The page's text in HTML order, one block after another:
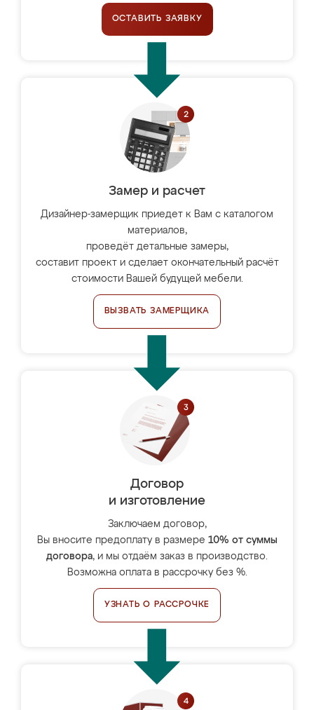
ОСТАВИТЬ ЗАЯВКУ
Замер и расчет
Дизайнер-замерщик приедет к Вам с каталогом
материалов,
проведёт детальные замеры,
составит проект и сделает окончательный расчёт
стоимости Вашей будущей мебели.
ВЫЗВАТЬ ЗАМЕРЩИКА
Договор
и изготовление
Заключаем договор,
Вы вносите предоплату в размере 10% от суммы
договора, и мы отдаём заказ в производство.
Возможна оплата в рассрочку без %.
УЗНАТЬ О РАССРОЧКЕ